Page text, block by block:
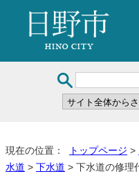
現在の位置： トップページ >
水道 > 下水道 > 下水道の修理